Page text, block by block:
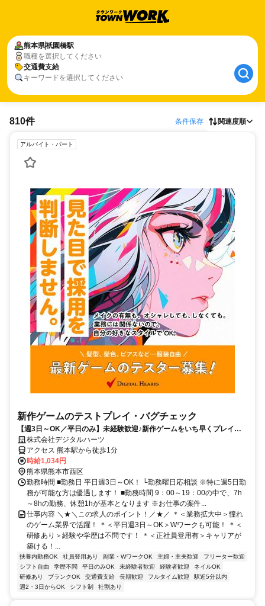
熊本県祇園橋駅
職種を選択してください
交通費支給
キーワードを選択してください
810件 条件保存 関連度順
アルバイト・パート
新作ゲームのテストプレイ・バグチェック
【週3日～OK／平日のみ】未経験歓迎♪新作ゲームをいち早くプレイ！
駅チカオフィス＆交通費支給有！
株式会社デジタルハーツ
アクセス 熊本駅から徒歩1分
時給1,034円
熊本県熊本市西区
勤務時間 ■勤務日 平日週3日～OK！ └勤務曜日応相談 ※特に週5日勤
務が可能な方は優遇します！ ■勤務時間 9：00～19：00の中で、7h
～8hの勤務、休憩1hが基本となります ※お仕事の案件...
仕事内容 ＼★＼この求人のポイント！／★／ ＊＜業務拡大中＞憧れ
のゲーム業界で活躍！ ＊＜平日週3日～OK＞Wワークも可能！ ＊＜
研修あり＞経験や学歴は不問です！ ＊＜正社員登用有＞キャリアが
築ける！...
扶養内勤務OK 社員登用あり 副業・WワークOK 主婦・主夫歓迎
フリーター歓迎
シフト自由
学歴不問 平日のみOK 未経験者歓迎 経験者歓迎
ネイルOK
研修あり
ブランクOK 交通費支給 長期歓迎 フルタイム歓迎
駅近5分以内
週2・3日からOK
シフト制 社割あり